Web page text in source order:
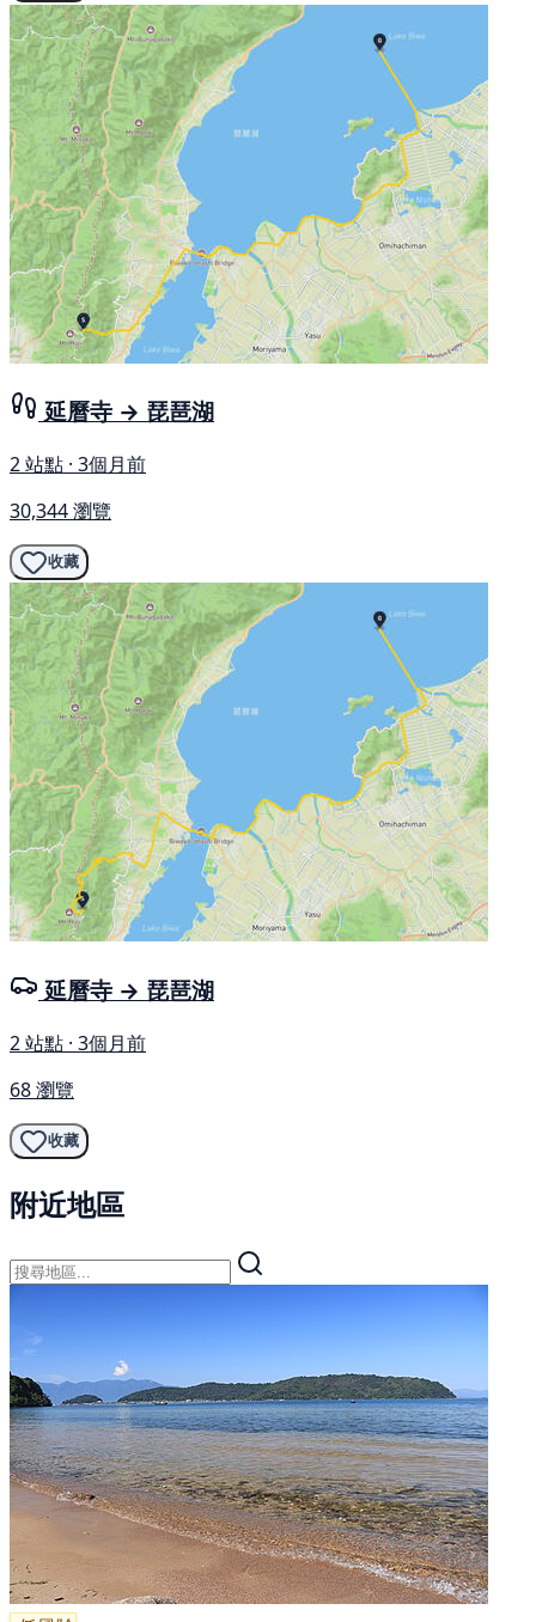
延曆寺 → 琵琶湖
2 站點 · 3個月前
30,344 瀏覽
收藏
延曆寺 → 琵琶湖
2 站點 · 3個月前
68 瀏覽
收藏
附近地區